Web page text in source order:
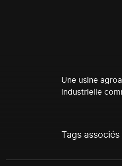
Une usine
industrielle
Tags associés